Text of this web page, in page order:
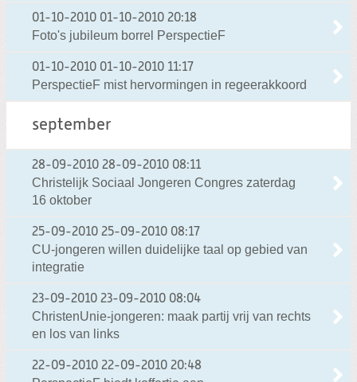
01-10-2010 01-10-2010 20:18
Foto's jubileum borrel PerspectieF
01-10-2010 01-10-2010 11:17
PerspectieF mist hervormingen in regeerakkoord
september
28-09-2010 28-09-2010 08:11
Christelijk Sociaal Jongeren Congres zaterdag
16 oktober
25-09-2010 25-09-2010 08:17
CU-jongeren willen duidelijke taal op gebied van
integratie
23-09-2010 23-09-2010 08:04
ChristenUnie-jongeren: maak partij vrij van rechts
en los van links
22-09-2010 22-09-2010 20:48